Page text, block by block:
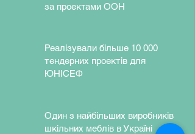
за проектами ООН
Реалізували більше 10 000
тендерних проектів для
ЮНІСЕФ
Один з найбільших виробників
шкільних меблів в Україні